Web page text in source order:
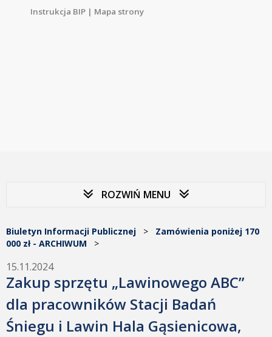
Instrukcja BIP | Mapa strony
ROZWIŃ MENU
Biuletyn Informacji Publicznej > Zamówienia poniżej 170
000 zł - ARCHIWUM >
15.11.2024
Zakup sprzętu „Lawinowego ABC”
dla pracowników Stacji Badań
Śniegu i Lawin Hala Gąsienicowa,